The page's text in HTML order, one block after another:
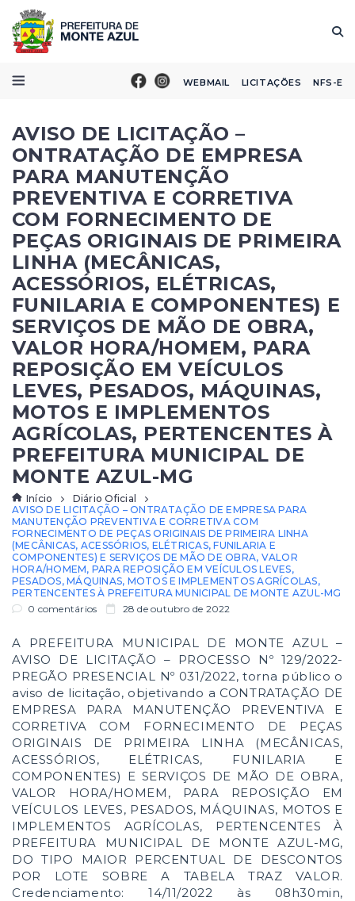
WEBMAIL LICITAÇÕES NFS-E
AVISO DE LICITAÇÃO –
ONTRATAÇÃO DE EMPRESA
PARA MANUTENÇÃO
PREVENTIVA E CORRETIVA
COM FORNECIMENTO DE
PEÇAS ORIGINAIS DE PRIMEIRA
LINHA (MECÂNICAS,
ACESSÓRIOS, ELÉTRICAS,
FUNILARIA E COMPONENTES) E
SERVIÇOS DE MÃO DE OBRA,
VALOR HORA/HOMEM, PARA
REPOSIÇÃO EM VEÍCULOS
LEVES, PESADOS, MÁQUINAS,
MOTOS E IMPLEMENTOS
AGRÍCOLAS, PERTENCENTES À
PREFEITURA MUNICIPAL DE
MONTE AZUL-MG
Início
Diário Oficial
AVISO DE LICITAÇÃO – ONTRATAÇÃO DE EMPRESA PARA
MANUTENÇÃO PREVENTIVA E CORRETIVA COM
FORNECIMENTO DE PEÇAS ORIGINAIS DE PRIMEIRA LINHA
(MECÂNICAS, ACESSÓRIOS, ELÉTRICAS, FUNILARIA E
COMPONENTES) E SERVIÇOS DE MÃO DE OBRA, VALOR
HORA/HOMEM, PARA REPOSIÇÃO EM VEÍCULOS LEVES,
PESADOS, MÁQUINAS, MOTOS E IMPLEMENTOS AGRÍCOLAS,
PERTENCENTES À PREFEITURA MUNICIPAL DE MONTE AZUL-MG
0 comentários
28 de outubro de 2022
A PREFEITURA MUNICIPAL DE MONTE AZUL –
AVISO DE LICITAÇÃO – PROCESSO Nº 129/2022-
PREGÃO PRESENCIAL Nº 031/2022, torna público o
aviso de licitação, objetivando a CONTRATAÇÃO DE
EMPRESA PARA MANUTENÇÃO PREVENTIVA E
CORRETIVA COM FORNECIMENTO DE PEÇAS
ORIGINAIS DE PRIMEIRA LINHA (MECÂNICAS,
ACESSÓRIOS, ELÉTRICAS, FUNILARIA E
COMPONENTES) E SERVIÇOS DE MÃO DE OBRA,
VALOR HORA/HOMEM, PARA REPOSIÇÃO EM
VEÍCULOS LEVES, PESADOS, MÁQUINAS, MOTOS E
IMPLEMENTOS AGRÍCOLAS, PERTENCENTES À
PREFEITURA MUNICIPAL DE MONTE AZUL-MG,
DO TIPO MAIOR PERCENTUAL DE DESCONTOS
POR LOTE SOBRE A TABELA TRAZ VALOR.
Credenciamento: 14/11/2022 às 08h30min,